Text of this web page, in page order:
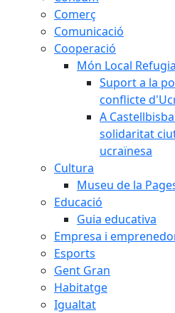
Comerç
Comunicació
Cooperació
Món Local
Suport a la
conflicte
A
solidaritat
ucraïnesa
Cultura
Museu de la
Educació
Guia educativa
Empresa i
Esports
Gent Gran
Habitatge
Igualtat